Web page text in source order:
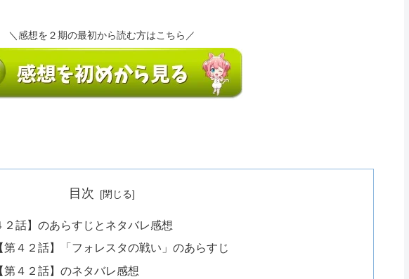
＼感想を２期の最初から読む方はこちら／
目次
話】のあらすじとネタバレ感想
４２話】「フォレスタの戦い」のあらすじ
４２話】のネタバレ感想